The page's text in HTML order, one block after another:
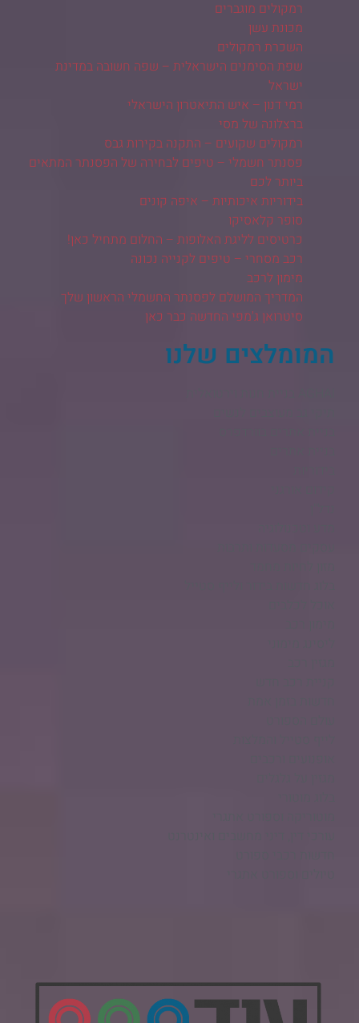
רמקולים מוגברים
מכונת עשן
השכרת רמקולים
שפת הסימנים הישראלית – שפה חשובה במדינת
ישראל
רמי דנון – איש התיאטרון הישראלי
ברצלונה של מסי
רמקולים שקועים – התקנה בקירות גבס
פסנתר חשמלי – טיפים לבחירה של הפסנתר המתאים
ביותר לכם
בידוריות איכותיות – איפה קונים
סופר קלאסיקו
כרטיסים לליגת האלופות – החלום מתחיל כאן!
רכב מסחרי – טיפים לקנייה נכונה
מימון לרכב
המדריך המושלם לפסנתר החשמלי הראשון שלך
סיטרואן ג'מפי החדשה כבר כאן
המומלצים שלנו